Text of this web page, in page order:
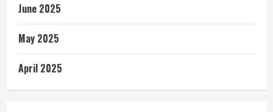
June 2025
May 2025
April 2025